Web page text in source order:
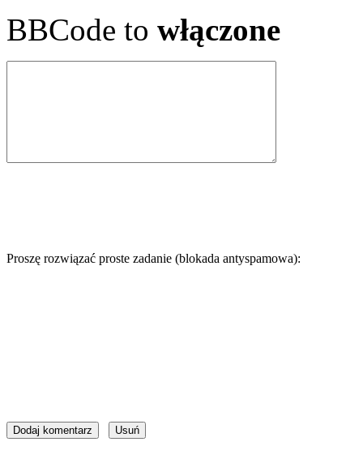
BBCode to włączone
Proszę rozwiązać proste zadanie (blokada antyspamowa):